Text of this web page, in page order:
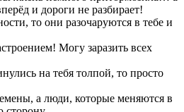
и дороги не разбирает!
то они разочаруются в тебе и
Могу заразить всех
на тебя толпой, то просто
а люди, которые меняются в